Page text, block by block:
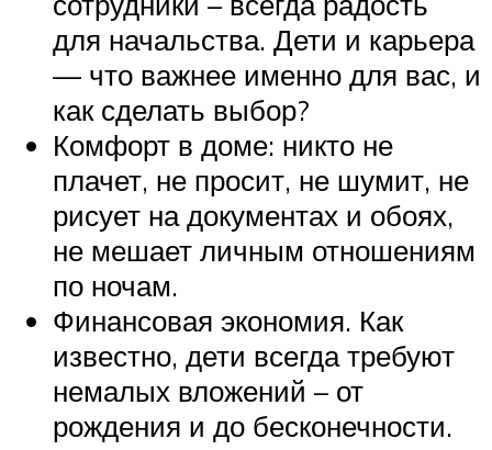
для начальства. Дети и карьера
— что важнее именно для вас, и
как сделать выбор?
Комфорт в доме: никто не
плачет, не просит, не шумит, не
рисует на документах и обоях,
не мешает личным отношениям
по ночам.
Финансовая экономия. Как
известно, дети всегда требуют
немалых вложений – от
рождения и до бесконечности.